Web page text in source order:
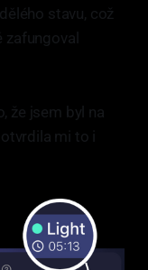
stavu, což
zafungoval
že jsem byl na
mi to i